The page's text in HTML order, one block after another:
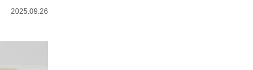
2025.09.26